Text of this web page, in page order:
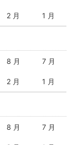
2 月 1 月
8 月 7 月
2 月 1 月
8 月 7 月